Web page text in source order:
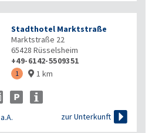
Stadthotel Marktstraße
Marktstraße 22
65428 Rüsselsheim
+49-6142-5509351
1  1 km
a.A. zur Unterkunft 